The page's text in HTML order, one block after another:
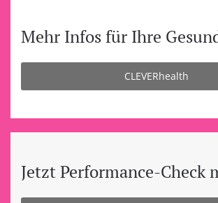
Mehr Infos für Ihre
CLEVERhealth
Jetzt Performance-Check